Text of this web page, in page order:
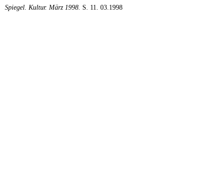
Aktuell.
Spiegel. Kultur. März 1998. S. 11. 03.1998